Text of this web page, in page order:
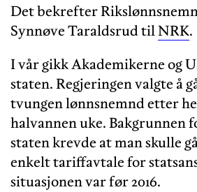
Det bekrefter
Synnøve Taraldsrud tilNRK.
I vår gikk Akademikerne og
staten. Regjeringen valgte å
tvungen lønnsnemnd etter
halvannen uke. Bakgrunnen
staten krevde at man skulle
enkelt tariffavtale for
situasjonen var før 2016.